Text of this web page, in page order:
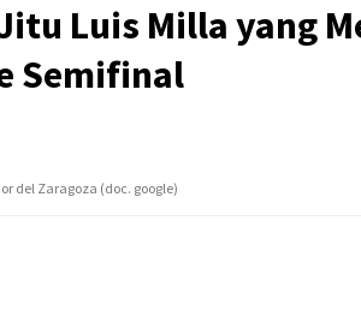
Luis Milla yang
Semifinal
del Zaragoza (doc. google)